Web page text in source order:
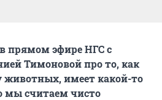
прямом эфире НГС с
Тимоновой про то, как
имеет какой-то
мы считаем чисто